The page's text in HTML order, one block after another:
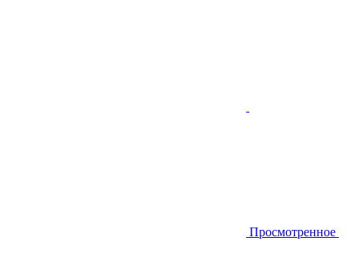
Просмотренное